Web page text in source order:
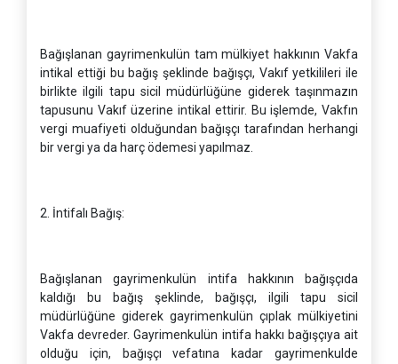
Bağışlanan gayrimenkulün tam mülkiyet hakkının Vakfa
intikal ettiği bu bağış şeklinde bağışçı, Vakıf yetkilileri ile
birlikte ilgili tapu sicil müdürlüğüne giderek taşınmazın
tapusunu Vakıf üzerine intikal ettirir. Bu işlemde, Vakfın
vergi muafiyeti olduğundan bağışçı tarafından herhangi
bir vergi ya da harç ödemesi yapılmaz.
2. İntifalı Bağış:
Bağışlanan gayrimenkulün intifa hakkının bağışçıda
kaldığı bu bağış şeklinde, bağışçı, ilgili tapu sicil
müdürlüğüne giderek gayrimenkulün çıplak mülkiyetini
Vakfa devreder. Gayrimenkulün intifa hakkı bağışçıya ait
olduğu için, bağışçı vefatına kadar gayrimenkulde